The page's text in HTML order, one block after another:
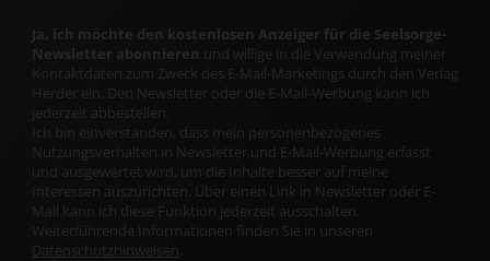
Ja, ich möchte den kostenlosen Anzeiger für die Seelsorge-
Newsletter abonnieren und willige in die Verwendung meiner
Kontaktdaten zum Zweck des E-Mail-Marketings durch den Verlag
Herder ein. Den Newsletter oder die E-Mail-Werbung kann ich
jederzeit abbestellen.
Ich bin einverstanden, dass mein personenbezogenes
Nutzungsverhalten in Newsletter und E-Mail-Werbung erfasst
und ausgewertet wird, um die Inhalte besser auf meine
Interessen auszurichten. Über einen Link in Newsletter oder E-
Mail kann ich diese Funktion jederzeit ausschalten.
Weiterführende Informationen finden Sie in unseren
Datenschutzhinweisen